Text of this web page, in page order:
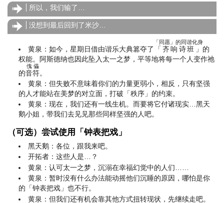
所以，我们输了…
没想到最后回到了米沙…
黄泉：如今，星期日借由谐乐大典篡夺了 「齐响诗班」
「同愿」的同谐化身
的
权能。阿斯德纳也因此坠入太一之梦，平等地将每一个人变作祂
的音符
傀儡
。
黄泉：但失败不意味着你们的力量更弱小，相反，只有坚强
的人才能站在美梦的对立面，打破「秩序」的约束。
黄泉：现在，我们还有一线生机。而要将它付诸现实…黑天
鹅小姐，带我们去见见那些同样坚强的人吧。
（可选）尝试使用「钟表把戏」
黑天鹅：各位，跟我来吧。
开拓者：这些人是…？
黄泉：认可太一之梦，沉溺在幸福幻觉中的人们……
黄泉：暂时没有什么办法能动摇他们沉睡的原因，哪怕是你
的「钟表把戏」也不行。
黄泉：但我们还有机会靠其他方式扭转现状，先继续走吧。